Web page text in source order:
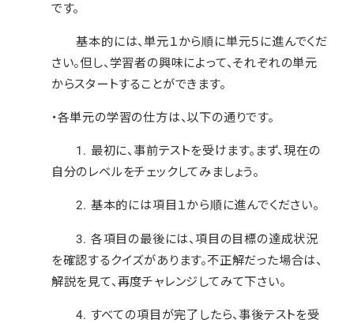
です。
基本的には、単元１から順に単元５に進んでくだ
さい。但し、学習者の興味によって、それぞれの単元
からスタートすることができます。
・各単元の学習の仕方は、以下の通りです。
1. 最初に、事前テストを受けます。まず、現在の
自分のレベルをチェックしてみましょう。
2. 基本的には項目１から順に進んでください。
3. 各項目の最後には、項目の目標の達成状況
を確認するクイズがあります。不正解だった場合は、
解説を見て、再度チャレンジしてみて下さい。
4. すべての項目が完了したら、事後テストを受